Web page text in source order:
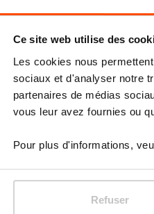
Ce site web utilise des
Les cookies nous
sociaux et d'analyser notre
partenaires de médias
vous leur avez fournies ou
Pour plus d'informations,
Refuser
et de design
choisi mmcité et notre
contemporain
bois de frêne